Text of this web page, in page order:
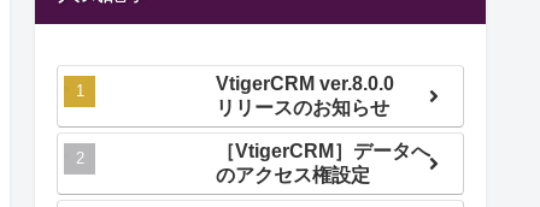
VtigerCRM ver.8.0.0
リリースのお知らせ
［VtigerCRM］データへ
のアクセス権設定